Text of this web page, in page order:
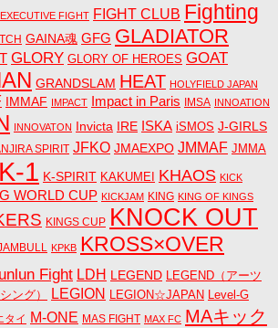
EXECUTIVE FIGHT FIGHT CLUB Fighting
GAINA魂 GFG GLADIATOR
GLORY GLORY OF HEROES GOAT
GRANDSLAM HEAT HOLYFIELD JAPAN
IMMAF IMPACT Impact in Paris IMSA INNOATION
INNOVATON Invicta IRE ISKA iSMOS J-GIRLS
SPIRIT JFKO JMAEXPO JMMAF JMMA
K-1 K-SPIRIT KAKUMEI KHAOS KICK
WORLD CUP KICKJAM KING KING OF KINGS
KINGS CUP KNOCK OUT
KPKB KROSS×OVER
Fight LDH LEGEND LEGEND（アーツ
ング） LEGION LEGION☆JAPAN Level-G
タイ M-ONE MAS FIGHT MAX FC MAキック